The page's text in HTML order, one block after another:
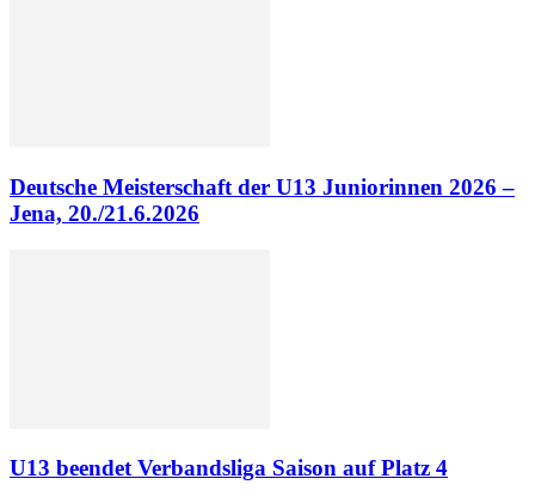
Deutsche Meisterschaft der U13 Juniorinnen 2026 –
Jena, 20./21.6.2026
U13 beendet Verbandsliga Saison auf Platz 4